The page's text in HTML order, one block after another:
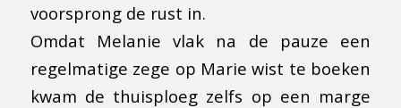
voorsprong de rust in.
Omdat Melanie vlak na de pauze een
regelmatige zege op Marie wist te boeken
kwam de thuisploeg zelfs op een marge